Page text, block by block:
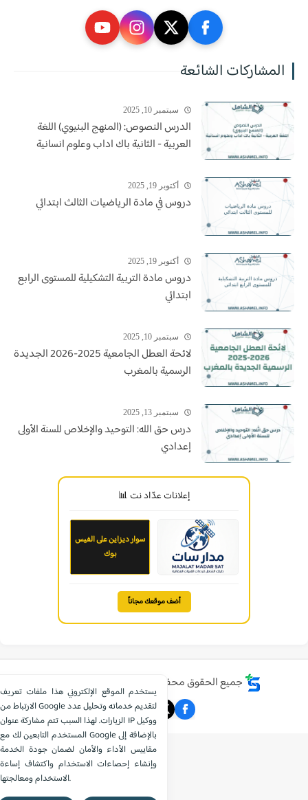
المشاركات الشائعة
سبتمبر 10, 2025
الدرس النصوص: (المنهج البنيوي) اللغة
العربية - الثانية باك اداب وعلوم انسانية
أكتوبر 19, 2025
دروس في مادة الرياضيات الثالث ابتدائي
أكتوبر 19, 2025
دروس مادة التربية التشكيلية للمستوى الرابع
ابتدائي
سبتمبر 10, 2025
لائحة العطل الجامعية 2025-2026 الجديدة
الرسمية بالمغرب
سبتمبر 13, 2025
درس حق الله: التوحيد والإخلاص للسنة الأولى
إعدادي
إعلانات عدّاد نت 📊
سوار ديزاين على الفيس
بوك
أضف موقعك مجاناً
جميع الحقوق محفوظة ©
يستخدم الموقع الإلكتروني هذا ملفات تعريف
الارتباط من Google لتقديم خدماته وتحليل عدد
الزيارات. لهذا السبب تتم مشاركة عنوان IP ووكيل
المستخدم التابعين لك مع Google بالإضافة إلى
مقاييس الأداء والأمان لضمان جودة الخدمة
وإنشاء إحصاءات الاستخدام واكتشاف إساءة